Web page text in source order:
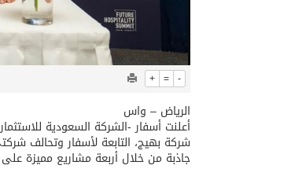
+ = -
الرياض – واس
أعلنت أسفار -الشركة السعودية
شركة بهيج، التابعة لأسفار وتحالف
جاذبة من خلال أربعة مشاريع مميزة على